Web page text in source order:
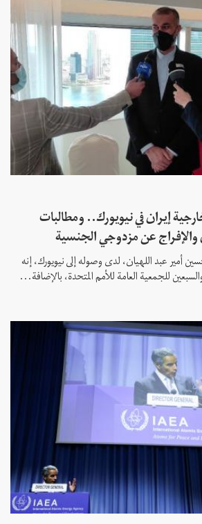
إيران في نيويورك.. ومطالبات
والإفراج عن مزدوجي الجنسية
أمير عبد اللهيان، لدى وصوله إلى نيويورك، إنه
للجمعية العامة للأمم المتحدة، بالإضافة...